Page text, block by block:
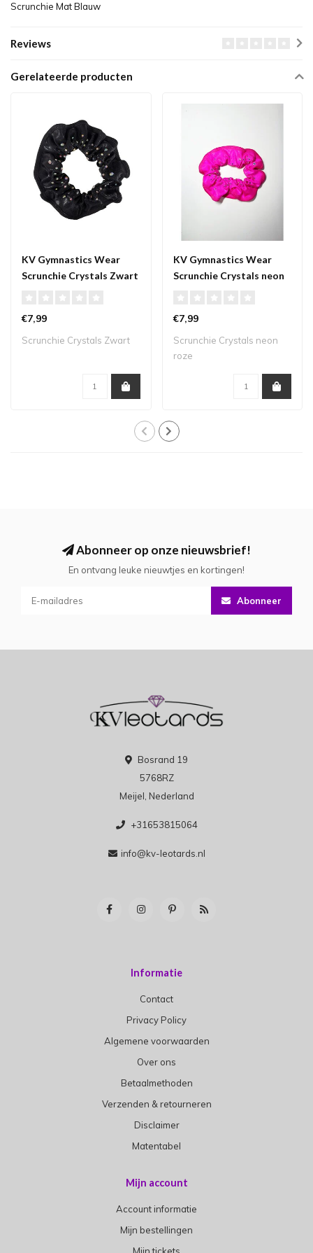
Scrunchie Mat Blauw
Reviews
Gerelateerde producten
KV Gymnastics Wear
Scrunchie Crystals Zwart
€7,99
Scrunchie Crystals Zwart
KV Gymnastics Wear
Scrunchie Crystals neon
€7,99
Scrunchie Crystals neon
roze
Abonneer op onze nieuwsbrief!
En ontvang leuke nieuwtjes en kortingen!
Abonneer
Bosrand 19
5768RZ
Meijel, Nederland
+31653815064
info@kv-leotards.nl
Informatie
Contact
Privacy Policy
Algemene voorwaarden
Over ons
Betaalmethoden
Verzenden & retourneren
Disclaimer
Matentabel
Mijn account
Account informatie
Mijn bestellingen